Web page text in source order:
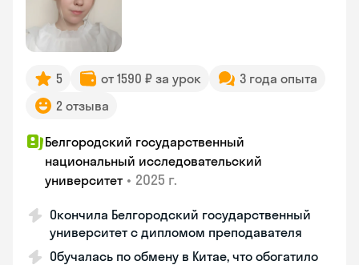
5 от 1590 ₽ за урок
3 года опыта
2 отзыва
Белгородский государственный
национальный исследовательский
университет • 2025 г.
Окончила Белгородский государственный
университет с дипломом преподавателя
Обучалась по обмену в Китае, что обогатило